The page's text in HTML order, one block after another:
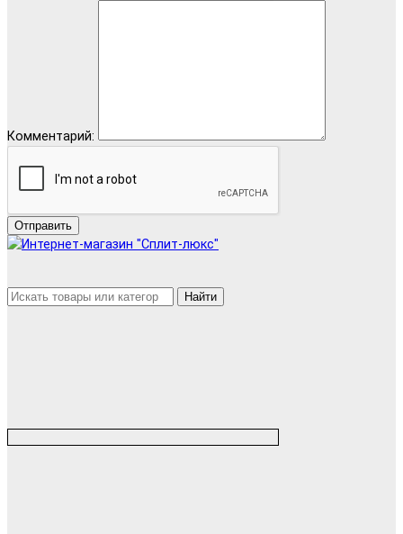
Комментарий:
Отправить
Найти